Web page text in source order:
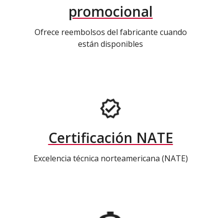
promocional
Ofrece reembolsos del fabricante cuando
están disponibles
Certificación NATE
Excelencia técnica norteamericana (NATE)